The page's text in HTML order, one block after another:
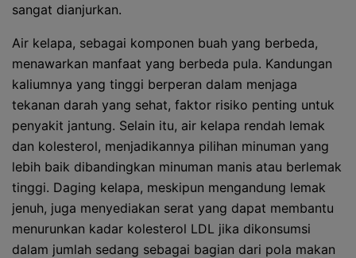
sangat dianjurkan.
Air kelapa, sebagai komponen buah yang berbeda,
menawarkan manfaat yang berbeda pula. Kandungan
kaliumnya yang tinggi berperan dalam menjaga
tekanan darah yang sehat, faktor risiko penting untuk
penyakit jantung. Selain itu, air kelapa rendah lemak
dan kolesterol, menjadikannya pilihan minuman yang
lebih baik dibandingkan minuman manis atau berlemak
tinggi. Daging kelapa, meskipun mengandung lemak
jenuh, juga menyediakan serat yang dapat membantu
menurunkan kadar kolesterol LDL jika dikonsumsi
dalam jumlah sedang sebagai bagian dari pola makan